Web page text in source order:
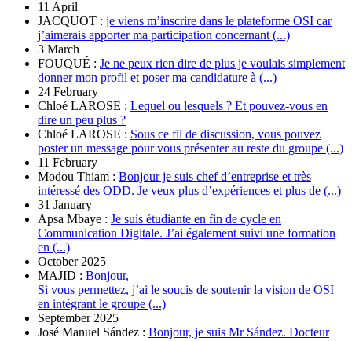
11 April
JACQUOT : je viens m’inscrire dans le plateforme OSI car
j’aimerais apporter ma participation concernant (...)
3 March
FOUQUÉ : Je ne peux rien dire de plus je voulais simplement
donner mon profil et poser ma candidature à (...)
24 February
Chloé LAROSE : Lequel ou lesquels ? Et pouvez-vous en
dire un peu plus ?
Chloé LAROSE : Sous ce fil de discussion, vous pouvez
poster un message pour vous présenter au reste du groupe (...)
11 February
Modou Thiam : Bonjour je suis chef d’entreprise et très
intéressé des ODD. Je veux plus d’expériences et plus de (...)
31 January
Apsa Mbaye : Je suis étudiante en fin de cycle en
Communication Digitale. J’ai également suivi une formation
en (...)
October 2025
MAJID : Bonjour,
Si vous permettez, j’ai le soucis de soutenir la vision de OSI
en intégrant le groupe (...)
September 2025
José Manuel Sández : Bonjour, je suis Mr Sández. Docteur